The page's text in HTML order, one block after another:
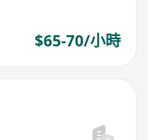
$65-70/小時